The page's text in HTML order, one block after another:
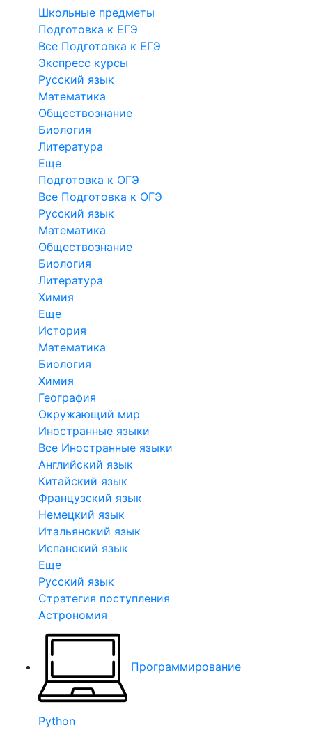
Школьные предметы
Подготовка к ЕГЭ
Все Подготовка к ЕГЭ
Экспресс курсы
Русский язык
Математика
Обществознание
Биология
Литература
Еще
Подготовка к ОГЭ
Все Подготовка к ОГЭ
Русский язык
Математика
Обществознание
Биология
Литература
Химия
Еще
История
Математика
Биология
Химия
География
Окружающий мир
Иностранные языки
Все Иностранные языки
Английский язык
Китайский язык
Французский язык
Немецкий язык
Итальянский язык
Испанский язык
Еще
Русский язык
Стратегия поступления
Астрономия
Программирование
Python